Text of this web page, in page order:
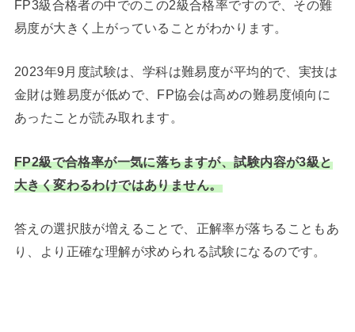
FP3級合格者の中でのこの2級合格率ですので、その難
易度が大きく上がっていることがわかります。
2023年9月度試験は、学科は難易度が平均的で、実技は
金財は難易度が低めで、FP協会は高めの難易度傾向に
あったことが読み取れます。
FP2級で合格率が一気に落ちますが、試験内容が3級と
大きく変わるわけではありません。
答えの選択肢が増えることで、正解率が落ちることもあ
り、より正確な理解が求められる試験になるのです。